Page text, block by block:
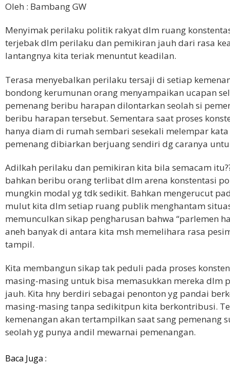
Oleh : Bambang GW
Menyimak perilaku politik rakyat dlm ruang
terjebak dlm perilaku dan pemikiran jauh dari rasa
lantangnya kita teriak menuntut keadilan.
Terasa menyebalkan perilaku tersaji di setiap
bondong kerumunan orang menyampaikan ucapan
pemenang beribu harapan dilontarkan seolah si
beribu harapan tersebut. Sementara saat proses
hanya diam di rumah sembari sesekali melempar
pemenang dibiarkan berjuang sendiri dg caranya
Adilkah perilaku dan pemikiran kita bila semacam
bahkan beribu orang terlibat dlm arena konstentasi
mungkin modal yg tdk sedikit. Bahkan mengerucut
mulut kita dlm setiap ruang publik menghantam
memunculkan sikap pengharusan bahwa “parlemen
aneh banyak di antara kita msh memelihara rasa
tampil.
Kita membangun sikap tak peduli pada proses
masing-masing untuk bisa memasukkan mereka
jauh. Kita hny berdiri sebagai penonton yg pandai
masing-masing tanpa sedikitpun kita berkontribusi.
kemenangan akan tertampilkan saat sang
seolah yg punya andil mewarnai pemenangan.
Baca Juga :